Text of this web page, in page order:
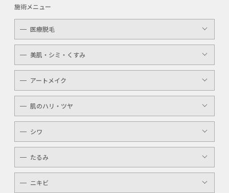
施術メニュー
医療脱毛
レディース
メンズ
キッズ
介護
美肌・シミ・くすみ
レーザートーニング
顔・体のシミ取り
ピコレーザー
アートメイク
眉（アイブロウ）
唇（リップ）
メンズ
アイライン
肌のハリ・ツヤ
YAGシャワー
マッサージピール
ケミカルピーリング
シワ
ボトックスボツラックス
ボトックスビスタ
たるみ
YAGシャワー
ニキビ